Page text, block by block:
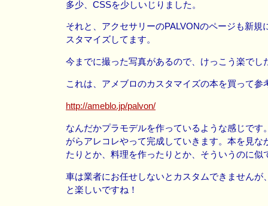
多少、CSSを少しいじりました。
それと、アクセサリーのPALVONのページも新規
スタマイズしてます。
今までに撮った写真があるので、けっこう楽でし
これは、アメブロのカスタマイズの本を買って参
http://ameblo.jp/palvon/
なんだかプラモデルを作っているような感じです
がらアレコレやって完成していきます。本を見な
たりとか、料理を作ったりとか、そういうのに似
車は業者にお任せしないとカスタムできませんが
と楽しいですね！